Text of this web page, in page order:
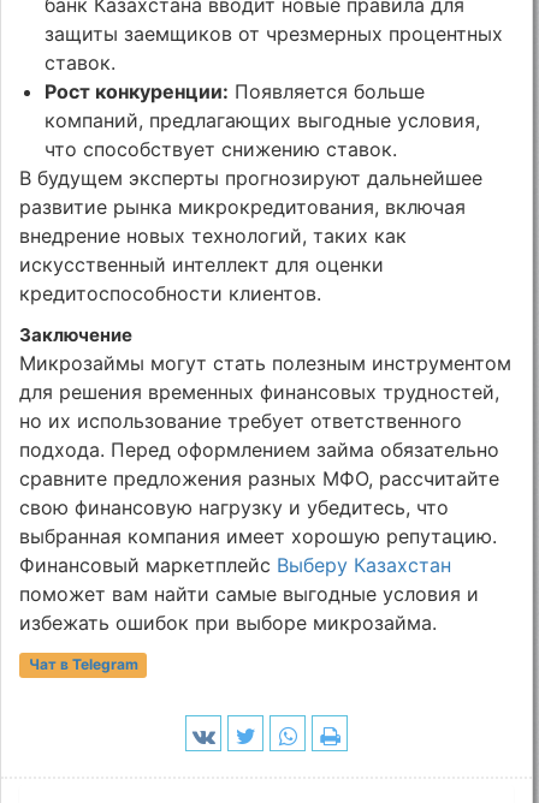
защиты заемщиков от чрезмерных процентных
ставок.
Рост конкуренции: Появляется больше
компаний, предлагающих выгодные условия,
что способствует снижению ставок.
В будущем эксперты прогнозируют дальнейшее
развитие рынка микрокредитования, включая
внедрение новых технологий, таких как
искусственный интеллект для оценки
кредитоспособности клиентов.
Заключение
Микрозаймы могут стать полезным инструментом
для решения временных финансовых трудностей,
но их использование требует ответственного
подхода. Перед оформлением займа обязательно
сравните предложения разных МФО, рассчитайте
свою финансовую нагрузку и убедитесь, что
выбранная компания имеет хорошую репутацию.
Финансовый маркетплейс Выберу Казахстан
поможет вам найти самые выгодные условия и
избежать ошибок при выборе микрозайма.
Чат в Telegram